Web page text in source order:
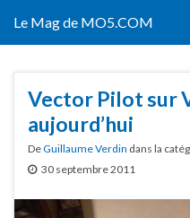
Le Mag de MO5.COM
Vector Pilot sur
aujourd’hui
DeGuillaume Verdin dans la
30 septembre 2011